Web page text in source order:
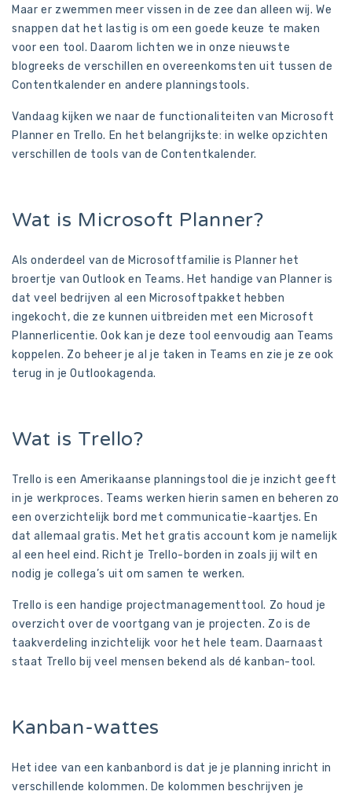
Maar er zwemmen meer vissen in de zee dan alleen wij. We
snappen dat het lastig is om een goede keuze te maken
voor een tool. Daarom lichten we in onze nieuwste
blogreeks de verschillen en overeenkomsten uit tussen de
Contentkalender en andere planningstools.
Vandaag kijken we naar de functionaliteiten van Microsoft
Planner en Trello. En het belangrijkste: in welke opzichten
verschillen de tools van de Contentkalender.
Wat is Microsoft Planner?
Als onderdeel van de Microsoftfamilie is Planner het
broertje van Outlook en Teams. Het handige van Planner is
dat veel bedrijven al een Microsoftpakket hebben
ingekocht, die ze kunnen uitbreiden met een Microsoft
Plannerlicentie. Ook kan je deze tool eenvoudig aan Teams
koppelen. Zo beheer je al je taken in Teams en zie je ze ook
terug in je Outlookagenda.
Wat is Trello?
Trello is een Amerikaanse planningstool die je inzicht geeft
in je werkproces. Teams werken hierin samen en beheren zo
een overzichtelijk bord met communicatie-kaartjes. En
dat allemaal gratis. Met het gratis account kom je namelijk
al een heel eind. Richt je Trello-borden in zoals jij wilt en
nodig je collega’s uit om samen te werken.
Trello is een handige projectmanagementtool. Zo houd je
overzicht over de voortgang van je projecten. Zo is de
taakverdeling inzichtelijk voor het hele team. Daarnaast
staat Trello bij veel mensen bekend als dé kanban-tool.
Kanban-wattes
Het idee van een kanbanbord is dat je je planning inricht in
verschillende kolommen. De kolommen beschrijven je